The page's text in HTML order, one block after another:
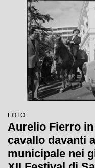
FOTO
Aurelio Fierro
cavallo davanti
municipale nei